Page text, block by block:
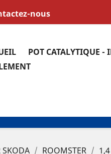
nous
POT CATALYTIQUE -
SKODA ROOMSTER 1,4